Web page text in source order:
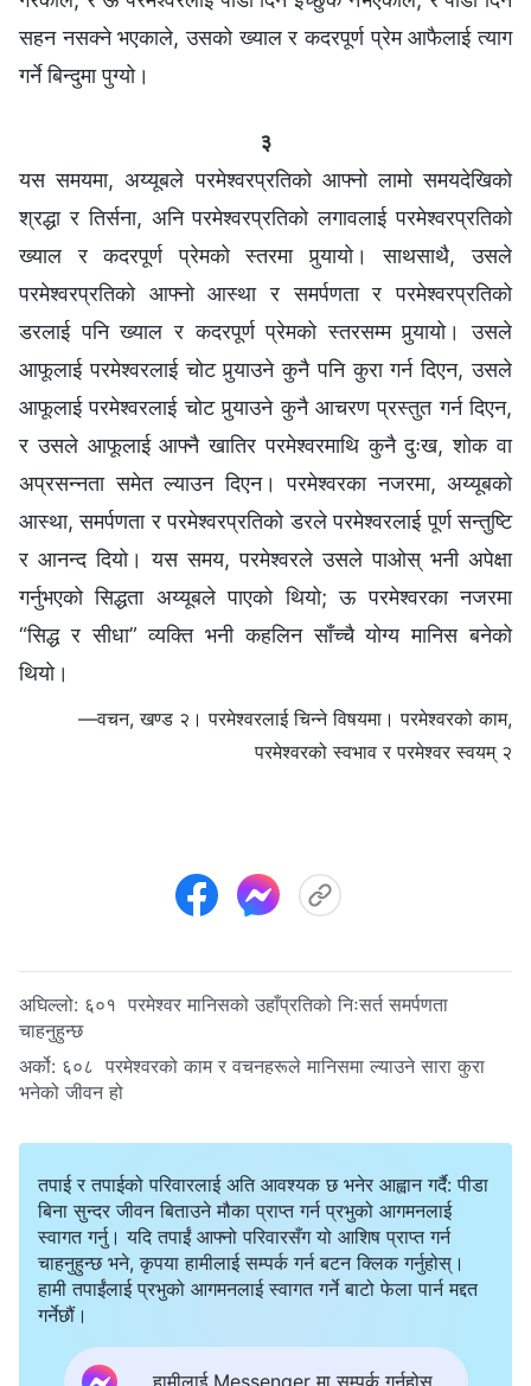
सहन नसक्ने भएकाले, उसको ख्याल र कदरपूर्ण प्रेम आफैलाई त्याग
गर्ने बिन्दुमा पुग्यो।
३
यस समयमा, अय्यूबले परमेश्‍वरप्रतिको आफ्नो लामो समयदेखिको
श्रद्धा र तिर्सना, अनि परमेश्‍वरप्रतिको लगावलाई परमेश्‍वरप्रतिको
ख्याल र कदरपूर्ण प्रेमको स्तरमा पुर्‍यायो। साथसाथै, उसले
परमेश्‍वरप्रतिको आफ्नो आस्था र समर्पणता र परमेश्‍वरप्रतिको
डरलाई पनि ख्याल र कदरपूर्ण प्रेमको स्तरसम्म पुर्‍यायो। उसले
आफूलाई परमेश्‍वरलाई चोट पुर्‍याउने कुनै पनि कुरा गर्न दिएन, उसले
आफूलाई परमेश्‍वरलाई चोट पुर्‍याउने कुनै आचरण प्रस्तुत गर्न दिएन,
र उसले आफूलाई आफ्नै खातिर परमेश्‍वरमाथि कुनै दुःख, शोक वा
अप्रसन्नता समेत ल्याउन दिएन। परमेश्‍वरका नजरमा, अय्यूबको
आस्था, समर्पणता र परमेश्‍वरप्रतिको डरले परमेश्‍वरलाई पूर्ण सन्तुष्टि
र आनन्द दियो। यस समय, परमेश्‍वरले उसले पाओस् भनी अपेक्षा
गर्नुभएको सिद्धता अय्यूबले पाएको थियो; ऊ परमेश्‍वरका नजरमा
“सिद्ध र सीधा” व्यक्ति भनी कहलिन साँच्चै योग्य मानिस बनेको
थियो।
—वचन, खण्ड २। परमेश्‍वरलाई चिन्‍ने विषयमा। परमेश्‍वरको काम,
परमेश्‍वरको स्वभाव र परमेश्‍वर स्वयम् २
अघिल्लो: ६०१ परमेश्‍वर मानिसको उहाँप्रतिको निःसर्त समर्पणता
चाहनुहुन्छ
अर्को: ६०८ परमेश्‍वरको काम र वचनहरूले मानिसमा ल्याउने सारा कुरा
भनेको जीवन हो
तपाई र तपाईको परिवारलाई अति आवश्यक छ भनेर आह्वान गर्दै: पीडा
बिना सुन्दर जीवन बिताउने मौका प्राप्त गर्न प्रभुको आगमनलाई
स्वागत गर्नु। यदि तपाईं आफ्नो परिवारसँग यो आशिष प्राप्त गर्न
चाहनुहुन्छ भने, कृपया हामीलाई सम्पर्क गर्न बटन क्लिक गर्नुहोस्।
हामी तपाईंलाई प्रभुको आगमनलाई स्वागत गर्ने बाटो फेला पार्न मद्दत
गर्नेछौं।